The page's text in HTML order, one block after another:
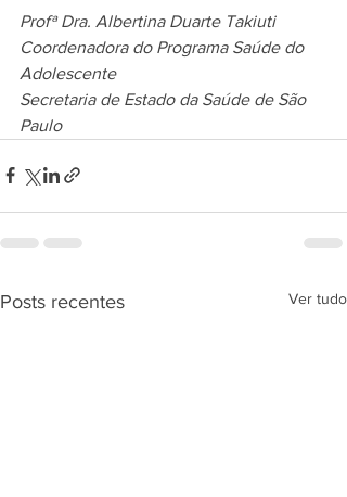
Profª Dra. Albertina Duarte Takiuti
Coordenadora do Programa Saúde do
Adolescente
Secretaria de Estado da Saúde de São
Paulo
Posts recentes Ver tudo